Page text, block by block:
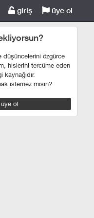
giriş üye ol
özgürce
hislerini tercüme eden
kaynağıdır.
istemez misin?
ol